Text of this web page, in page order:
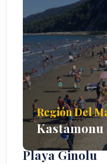
Región Del
Kastamonu
Playa Ginolu